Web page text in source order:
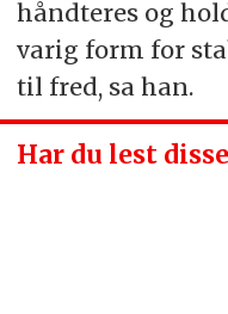
håndteres og
varig form for
til fred, sa han.
Har du lest